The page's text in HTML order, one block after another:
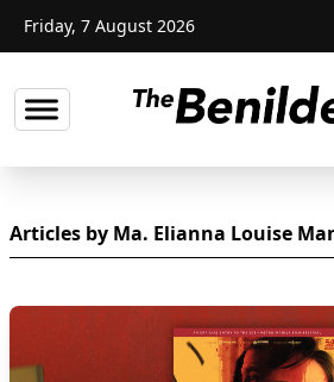
Friday, 7 August 2026
Articles by Ma. Elianna Louise